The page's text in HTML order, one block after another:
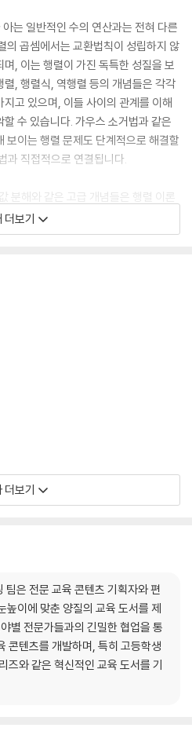
는 일반적인 수의 연산과는 전혀 다른
의 곱셈에서는 교환법칙이 성립하지 않
, 이는 행렬이 가진 독특한 성질을 보
, 행렬식, 역행렬 등의 개념들은 각각
고 있으며, 이들 사이의 관계를 이해
수 있습니다. 가우스 소거법과 같은
보이는 행렬 문제도 단계적으로 해결할
과 직접적으로 연결됩니다.
분해와 같은 고급 개념들은 행렬 이론
들은 단순한 계산 기법을 넘어서 행렬
분석하는 강력한 도구로 작용합니다.
야에서 핵심적인 역할을 합니다. 이
게 되며, 이는 3차원 그래픽스와 컴퓨
집니다.
, 인공지능, 머신러닝의 핵심 도구로
리즘인 페이지랭크에서부터 넷플릭
주목받는 인공지능 기술까지 모든 곳
고 있습니다. 이 책은 이러한 현대적
기심의 대상이 아닌, 우리 일상을 변
니다. 마르코프 체인, 확률행렬, 양자
행렬의 중요성은 계속해서 커지고 있으
사회를 이해하는 열쇠임을 의미합니
더보기
더보기
팀은 전문 교육 콘텐츠 기획자와 편
높이에 맞춘 양질의 교육 도서를 제
별 전문가들과의 긴밀한 협업을 통
콘텐츠를 개발하며, 특히 고등학생
즈와 같은 혁신적인 교육 도서를 기